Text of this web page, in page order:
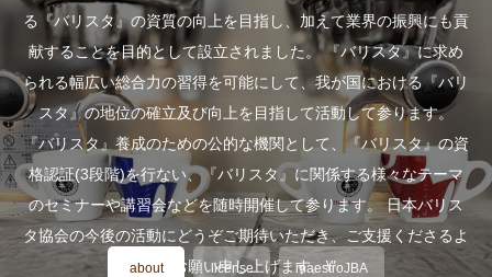
る『バリスタ』の資質の向上を目指し、加えて業界の振興にも貢
献することを目的として設立されました。 『バリスタ』に求め
られる幅広い総合力の習得を可能にして、我が国における『バリ
スタ』の地位の確立及び向上を目指して活動して参ります。
『バリスタ』養成のための公的な機関として、『バリスタ』の資
格認証(3段階)を行ない、『バリスタ』に関係する様々なテーマ
のセミナーや講習会などを随時開催して参ります。 日本バリス
タ協会の今後の活動にどうぞご期待いただき、ご支援くださるよ
うお願い申し上げます。\"
about license maestroJBA